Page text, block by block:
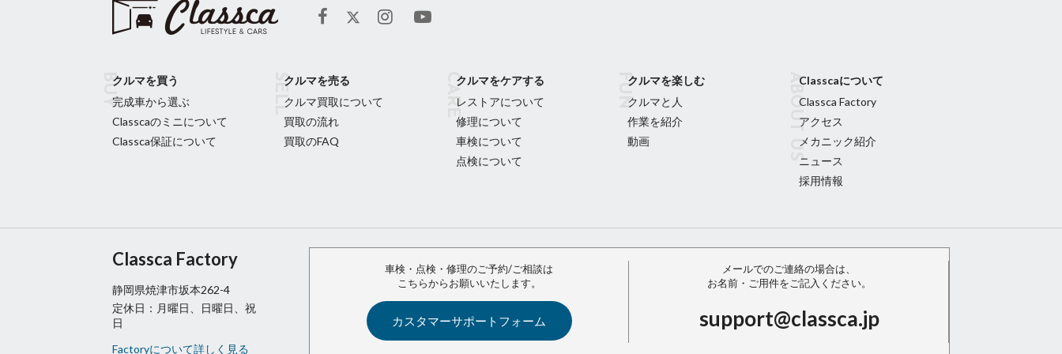
クルマを買う
完成車から選ぶ
Classcaのミニについて
Classca保証について
クルマを売る
クルマ買取について
買取の流れ
買取のFAQ
クルマをケアする
レストアについて
修理について
車検について
点検について
クルマを楽しむ
クルマと人
作業を紹介
動画
Classcaについて
Classca Factory
アクセス
メカニック紹介
ニュース
採用情報
Classca Factory
静岡県焼津市坂本262-4
定休日：月曜日、日曜日、祝
日
Factoryについて詳しく見る
車検・点検・修理のご予約/ご相談は
こちらからお願いいたします。
カスタマーサポートフォーム
メールでのご連絡の場合は、
お名前・ご用件をご記入ください。
support@classca.jp